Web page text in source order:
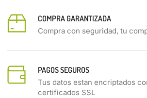
COMPRA GARANTIZADA
Compra con seguridad, tu
PAGOS SEGUROS
Tus datos estan encriptados
certificados SSL